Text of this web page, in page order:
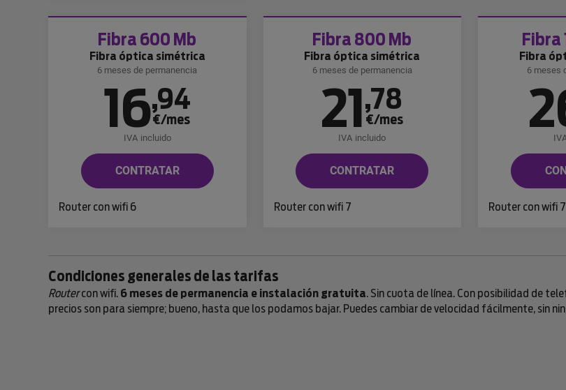
Fibra 600 Mb
Fibra óptica simétrica
6 meses de permanencia
16,94
€/mes
IVA incluido
CONTRATAR
Router con wifi 6
Fibra 800 Mb
Fibra óptica simétrica
6 meses de permanencia
21,78
€/mes
IVA incluido
CONTRATAR
Router con wifi 7
Fibra
Fibra
6 meses
Router con wifi 7
Condiciones generales de las tarifas
Routercon wifi. 6 meses de permanencia e instalación gratuita. Sin cuota de línea. Con posibilidad de
precios son para siempre; bueno, hasta que los podamos bajar. Puedes cambiar de velocidad fácilmente, sin